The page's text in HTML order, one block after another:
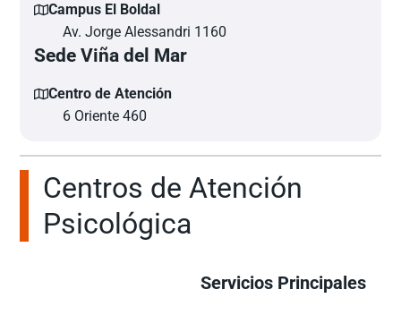
Campus El Boldal
Av. Jorge Alessandri 1160
Sede Viña del Mar
Centro de Atención
6 Oriente 460
Centros de Atención
Psicológica
Servicios Principales